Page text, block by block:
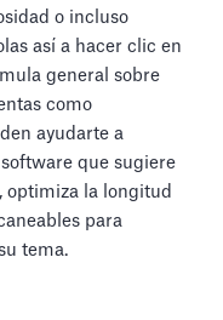
o incluso
así a hacer clic en
general sobre
como
ayudarte a
que sugiere
optimiza la longitud
para
tema.